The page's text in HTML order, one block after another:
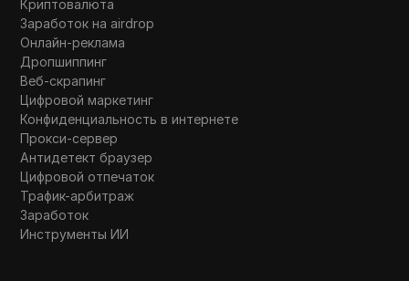
Криптовалюта
Заработок на airdrop
Онлайн-реклама
Дропшиппинг
Веб-скрапинг
Цифровой маркетинг
Конфиденциальность в интернете
Прокси-сервер
Антидетект браузер
Цифровой отпечаток
Трафик-арбитраж
Заработок
Инструменты ИИ